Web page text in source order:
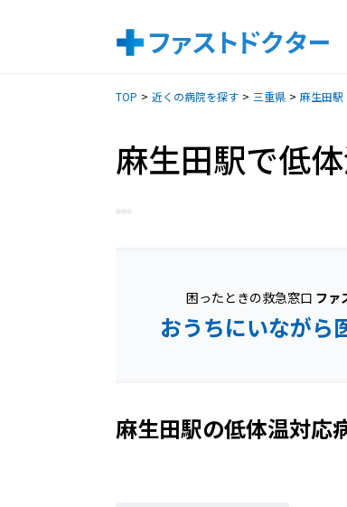
TOP 近くの病院を探す 三重県 麻生田駅
麻生田駅で低
困ったときの救急窓口 ファ
おうちにいながら
麻生田駅の低体温対応